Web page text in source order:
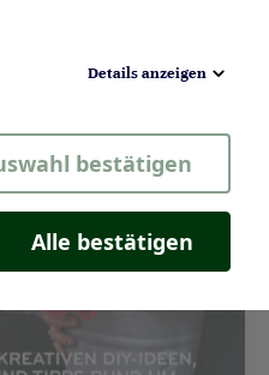
Details anzeigen
bestätigen
Alle bestätigen